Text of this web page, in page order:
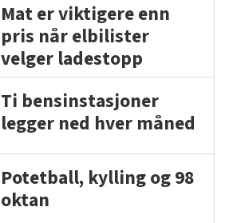
Mat er viktigere enn
pris når elbilister
velger ladestopp
Ti bensinstasjoner
legger ned hver måned
Potetball, kylling og 98
oktan